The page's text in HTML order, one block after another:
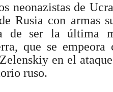
neonazistas de
Rusia con armas
de ser la última
que se empeora
en el
ruso.